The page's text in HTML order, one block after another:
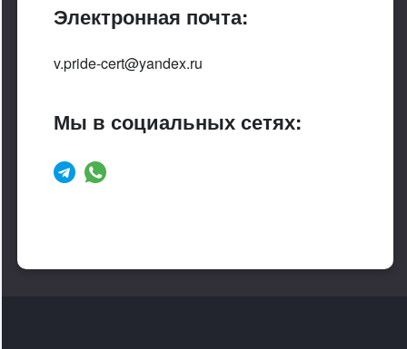
Электронная почта:
v.pride-cert@yandex.ru
Мы в социальных сетях: